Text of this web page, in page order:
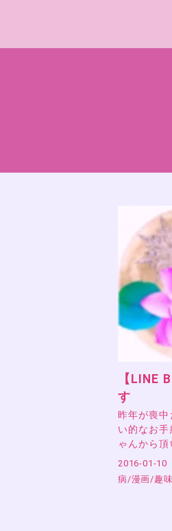
【LINE
す
昨年が喪
い的なお
ゃんから頂
2016-01-10
病/漫画/趣味